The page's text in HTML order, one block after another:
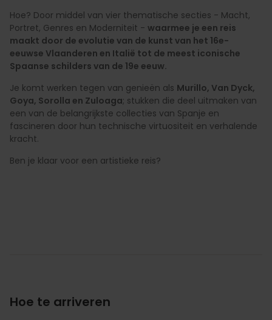
Hoe? Door middel van vier thematische secties - Macht,
Portret, Genres en Moderniteit - waarmee je een reis
maakt door de evolutie van de kunst van het 16e-
eeuwse Vlaanderen en Italië tot de meest iconische
Spaanse schilders van de 19e eeuw.
Je komt werken tegen van genieën als Murillo, Van Dyck,
Goya, Sorolla en Zuloaga; stukken die deel uitmaken van
een van de belangrijkste collecties van Spanje en
fascineren door hun technische virtuositeit en verhalende
kracht.
Ben je klaar voor een artistieke reis?
Hoe te arriveren